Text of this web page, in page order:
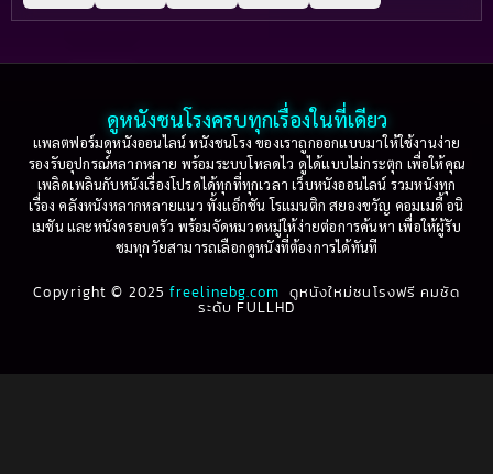
ดูหนังชนโรงครบทุกเรื่องในที่เดียว
แพลตฟอร์มดูหนังออนไลน์ หนังชนโรง ของเราถูกออกแบบมาให้ใช้งานง่าย
รองรับอุปกรณ์หลากหลาย พร้อมระบบโหลดไว ดูได้แบบไม่กระตุก เพื่อให้คุณ
เพลิดเพลินกับหนังเรื่องโปรดได้ทุกที่ทุกเวลา เว็บหนังออนไลน์ รวมหนังทุก
เรื่อง คลังหนังหลากหลายแนว ทั้งแอ็กชัน โรแมนติก สยองขวัญ คอมเมดี้ อนิ
เมชัน และหนังครอบครัว พร้อมจัดหมวดหมู่ให้ง่ายต่อการค้นหา เพื่อให้ผู้รับ
ชมทุกวัยสามารถเลือกดูหนังที่ต้องการได้ทันที
Copyright © 2025freelinebg.com ดูหนังใหม่ชนโรงฟรี คมชัด
ระดับ FULLHD